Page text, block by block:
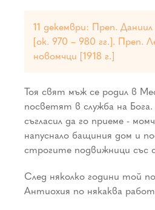
11 декември: Преп.
[ок. 970 – 980 гг.]. Преп.
новомчци [1918 г.]
Тоя свят мъж се родил в
посветят в служба на
съгласил да го приеме -
напуснало бащиния дом и
строгите подвижници със
След няколко години той
Антиохия по някаква